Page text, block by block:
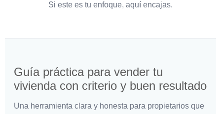
Si este es tu enfoque, aquí encajas.
Guía práctica para vender tu
vivienda con criterio y buen resultado
Una herramienta clara y honesta para propietarios que